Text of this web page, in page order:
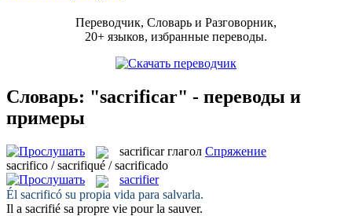
Переводчик, Словарь и Разговорник,
20+ языков, избранные переводы.
Словарь: "sacrificar" - переводы и
примеры
sacrificar глагол Спряжение
sacrifico / sacrifiqué / sacrificado
sacrifier
Él sacrificó su propia vida para salvarla.
Il a sacrifié sa propre vie pour la sauver.